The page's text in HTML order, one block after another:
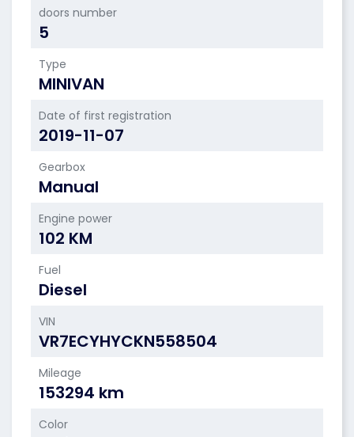
doors number
5
Type
MINIVAN
Date of first registration
2019-11-07
Gearbox
Manual
Engine power
102 KM
Fuel
Diesel
VIN
VR7ECYHYCKN558504
Mileage
153294 km
Color